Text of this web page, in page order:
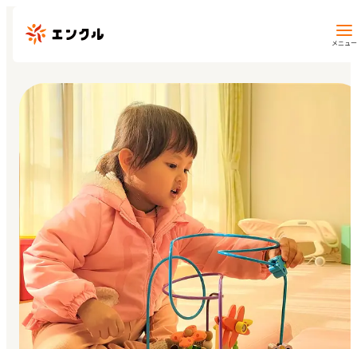
メニュー
保育園・幼稚園を探す
地図から探す
地域から探す
マイページ
閲覧履歴
お気に入り